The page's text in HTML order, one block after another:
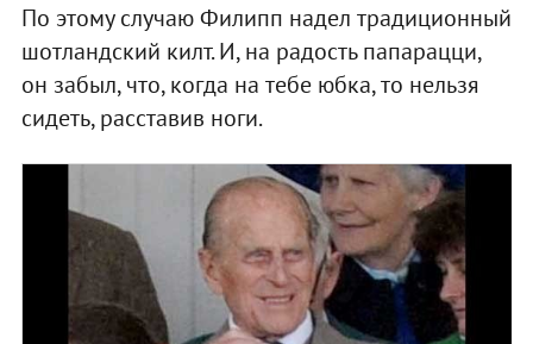
По этому случаю Филипп надел традиционный
шотландский килт. И, на радость папарацци,
он забыл, что, когда на тебе юбка, то нельзя
сидеть, расставив ноги.